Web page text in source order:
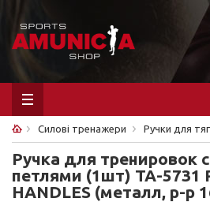
Силові тренажери Ручки для
Ручка для тренировок
петлями (1шт) TA-5731
HANDLES (металл, р-р